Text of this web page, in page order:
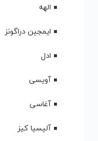
الهه
ایمجین دراگونز
ادل
آویسی
آغاسی
آلیسیا کیز